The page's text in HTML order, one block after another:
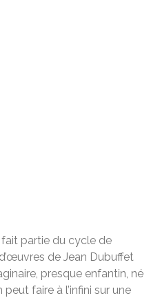
partie du cycle de
de Jean Dubuffet
presque enfantin, né
faire à l’infini sur une